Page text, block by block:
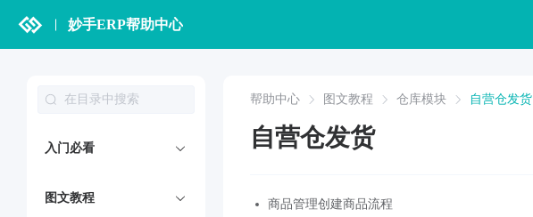
妙手ERP帮助中心
入门必看
图文教程
帮助中心 图文教程 仓库模块 自营仓发货
自营仓发货
商品管理创建商品流程